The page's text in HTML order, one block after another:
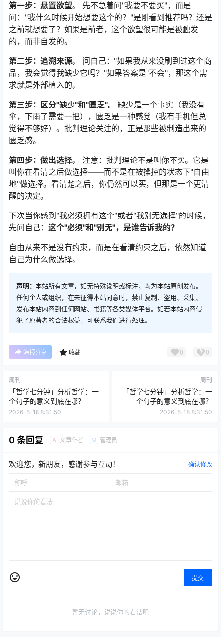
第一步：悬置欲望。
先不急着问"我要不要买"，而是
问："我什么时候开始想要这个的？"是刚看到推荐吗？还是
之前就想要了？如果是前者，这个欲望很可能是被触发
的，而非自发的。
第二步：追溯来源。
问自己："如果我从来没刷到过这个商
品，我会觉得我缺少它吗？"如果答案是"不会"，那这个需
求就是外部植入的。
第三步：区分"缺少"和"匮乏"。
缺少是一个事实（我没有
伞，下雨了需要一把），匮乏是一种感觉（我有手机但总
觉得不够好）。批判理论关注的，正是那些被制造出来的
匮乏感。
第四步：做出选择。
注意：批判理论不是叫你不买。它是
叫你在看清之后做选择——而不是在被操控的状态下"自由
地"做选择。看清楚之后，你仍然可以买，但那是一个更清
醒的决定。
下次当你感到"我必须拥有这个"或者"我别无选择"的时候，
先问自己： 这个"必须"和"别无"，是谁告诉我的？
自由从来不是没有约束，而是在看清约束之后，依然知道
自己为什么做选择。
声明： 本站所有文章，如无特殊说明或标注，均为本站原创发布。
任何个人或组织，在未征得本站同意时，禁止复制、盗用、采集、
发布本站内容到任何网站、书籍等各类媒体平台。如若本站内容侵
犯了原著者的合法权益，可联系我们进行处理。
海报分享 收藏 0 0
周刊
「哲学七分钟」分析哲学：一
个句子的意义到底在哪？
2026-5-18 8:31:50
周刊
「哲学七分钟」分析哲学：一
个句子的意义到底在哪？
2026-5-18 8:31:50
0 条回复 A 文章作者 M 管理员
欢迎您，新朋友，感谢参与互动！ 确认修改
提交
暂无讨论，说说你的看法吧